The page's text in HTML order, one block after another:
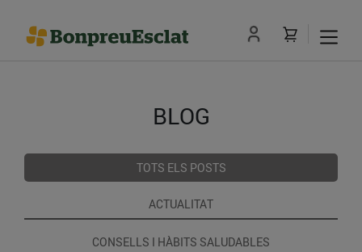
BLOG
TOTS ELS POSTS
ACTUALITAT
CONSELLS I HÀBITS SALUDABLES